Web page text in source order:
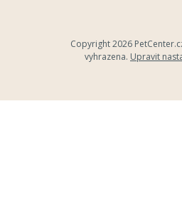
Copyright 2026
vyhrazena. Upravit